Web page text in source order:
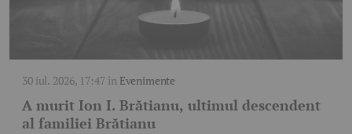
30 iul. 2026, 17:47în Evenimente
A murit Ion I. Brătianu, ultimul descendent
al familiei Brătianu